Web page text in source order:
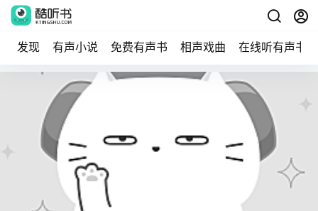
发现 有声小说 免费有声书 相声戏曲 在线听有声书